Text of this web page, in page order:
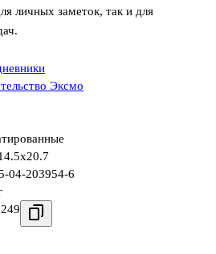
личных заметок, так и для
Эксмо
04-203954-6